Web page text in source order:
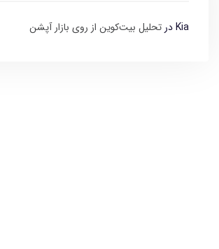
Kiaدر تحلیل بیت‌کوین از روی بازار آپشن